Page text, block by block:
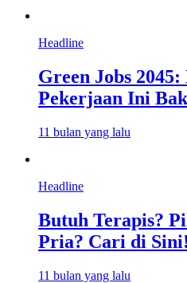
Headline
Green Jobs
Pekerjaan Ini
11 bulan yang lalu
Headline
Butuh Terapis?
Pria? Cari di Sini!
11 bulan yang lalu